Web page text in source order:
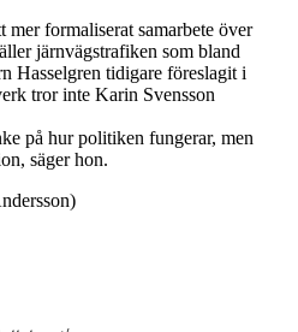
mer formaliserat samarbete över
järnvägstrafiken som bland
Hasselgren tidigare föreslagit i
tror inte Karin Svensson
på hur politiken fungerar, men
säger hon.